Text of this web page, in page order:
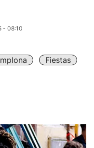
- 08:10
Fiestas